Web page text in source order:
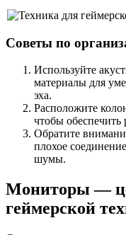
Советы по
Используйте
материалы для
эха.
Расположите
чтобы обеспечить
Обратите
плохое
шумы.
Мониторы —
геймерской